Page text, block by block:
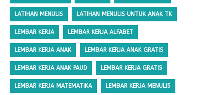
LATIHAN MENULIS LATIHAN MENULIS UNTUK ANAK TK
LEMBAR KERJA LEMBAR KERJA ALFABET
LEMBAR KERJA ANAK LEMBAR KERJA ANAK GRATIS
LEMBAR KERJA ANAK PAUD LEMBAR KERJA GRATIS
LEMBAR KERJA MATEMATIKA LEMBAR KERJA MENULIS